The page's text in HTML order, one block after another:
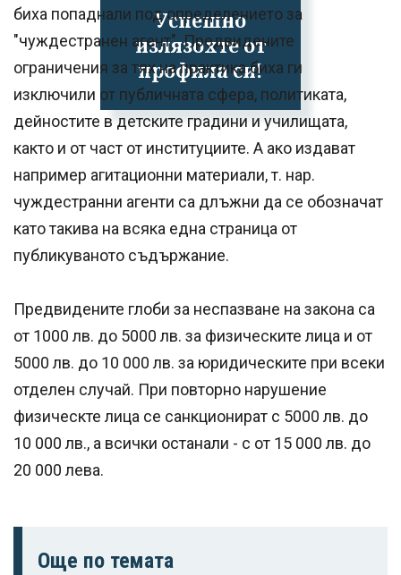
Успешно
излязохте от
профила си!
биха попаднали под определението за
"чуждестранен агент". Предвидените
ограничения за тях на практика биха ги
изключили от публичната сфера, политиката,
дейностите в детските градини и училищата,
както и от част от институциите. А ако издават
например агитационни материали, т. нар.
чуждестранни агенти са длъжни да се обозначат
като такива на всяка една страница от
публикуваното съдържание.
Предвидените глоби за неспазване на закона са
от 1000 лв. до 5000 лв. за физическите лица и от
5000 лв. до 10 000 лв. за юридическите при всеки
отделен случай. При повторно нарушение
физическте лица се санкционират с 5000 лв. до
10 000 лв., а всички останали - с от 15 000 лв. до
20 000 лева.
Още по темата